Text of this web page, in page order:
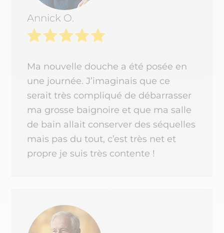
Annick O.
Ma nouvelle douche a été posée en
une journée. J’imaginais que ce
serait très compliqué de débarrasser
ma grosse baignoire et que ma salle
de bain allait conserver des séquelles
mais pas du tout, c’est très net et
propre je suis très contente !